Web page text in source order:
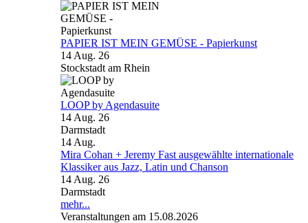
PAPIER IST MEIN GEMÜSE - Papierkunst
14 Aug. 26
Stockstadt am Rhein
LOOP by Agendasuite
14 Aug. 26
Darmstadt
14 Aug.
Mira Cohan + Jeremy Fast ausgewählte internationale
Klassiker aus Jazz, Latin und Chanson
14 Aug. 26
Darmstadt
mehr...
Veranstaltungen am 15.08.2026